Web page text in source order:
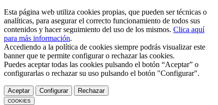
Esta página web utiliza cookies propias, que pueden ser técnicas o
analíticas, para asegurar el correcto funcionamiento de todos sus
contenidos y hacer seguimiento del uso de los mismos. Clica aquí
para más información.
Accediendo a la política de cookies siempre podrás visualizar este
banner que te permite configurar o rechazar las cookies.
Puedes aceptar todas las cookies pulsando el botón “Aceptar” o
configurarlas o rechazar su uso pulsando el botón "Configurar".
Aceptar Configurar Rechazar
COOKIES